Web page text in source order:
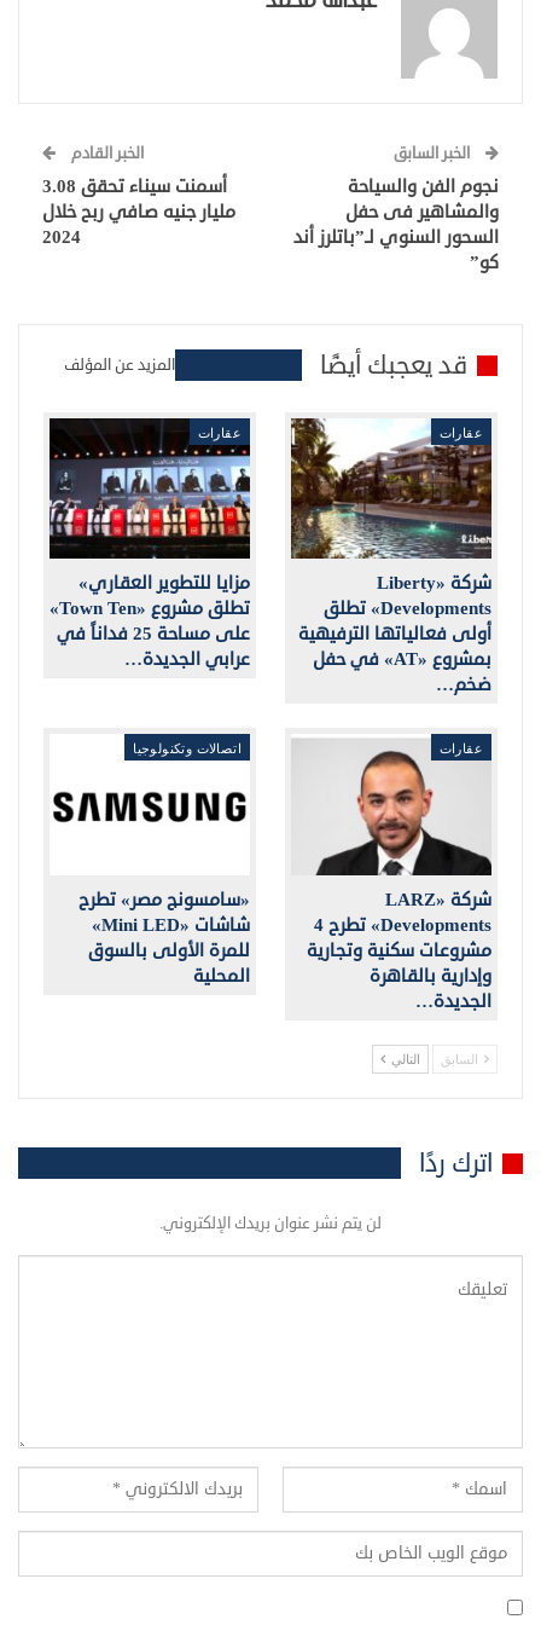
الخبر السابق
نجوم الفن والسياحة
والمشاهير فى حفل
السحور السنوي لـ”باتلرز أند
كو”
الخبر القادم
أسمنت سيناء تحقق 3.08
مليار جنيه صافي ربح خلال
2024
قد يعجبك أيضًا المزيد عن المؤلف
عقارات
شركة «Liberty
Developments» تطلق
أولى فعالياتها الترفيهية
بمشروع «AT» في حفل
ضخم…
عقارات
مزايا للتطوير العقاري»
تطلق مشروع «Town Ten»
على مساحة 25 فداناً في
عرابي الجديدة…
عقارات
شركة «LARZ
Developments» تطرح 4
مشروعات سكنية وتجارية
وإدارية بالقاهرة
الجديدة…
اتصالات وتكنولوجيا
«سامسونج مصر» تطرح
شاشات «Mini LED»
للمرة الأولى بالسوق
المحلية
السابق التالي
اترك ردًا
لن يتم نشر عنوان بريدك الإلكتروني.